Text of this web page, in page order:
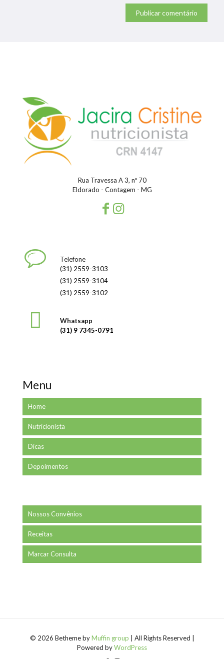
Rua Travessa A 3, nº 70
Eldorado - Contagem - MG
Telefone
(31) 2559-3103
(31) 2559-3104
(31) 2559-3102
Whatsapp
(31) 9 7345-0791
Menu
Home
Nutricionista
Dicas
Depoimentos
Nossos Convênios
Receitas
Marcar Consulta
© 2026 Betheme byMuffin group | All Rights Reserved |
Powered byWordPress